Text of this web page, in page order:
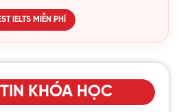
IELTS MIỄN PHÍ
KHÓA HỌC